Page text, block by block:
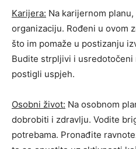
Karijera: Na karijernom
organizaciju. Rođeni u ovom
što im pomaže u postizanju
Budite strpljivi i usredotočeni
postigli uspjeh.
Osobni život: Na osobnom
dobrobiti i zdravlju. Vodite
potrebama. Pronađite